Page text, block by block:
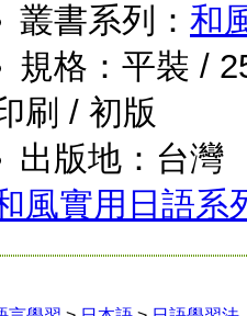
叢書系列： 和
規格：平裝 /
刷 / 初版
出版地：台灣
風實用日語系